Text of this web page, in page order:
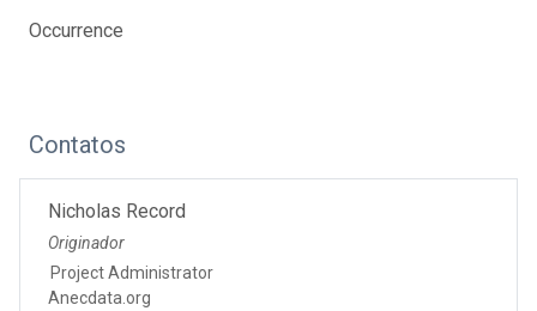
Occurrence
Contatos
Nicholas Record
Originador
Project Administrator
Anecdata.org